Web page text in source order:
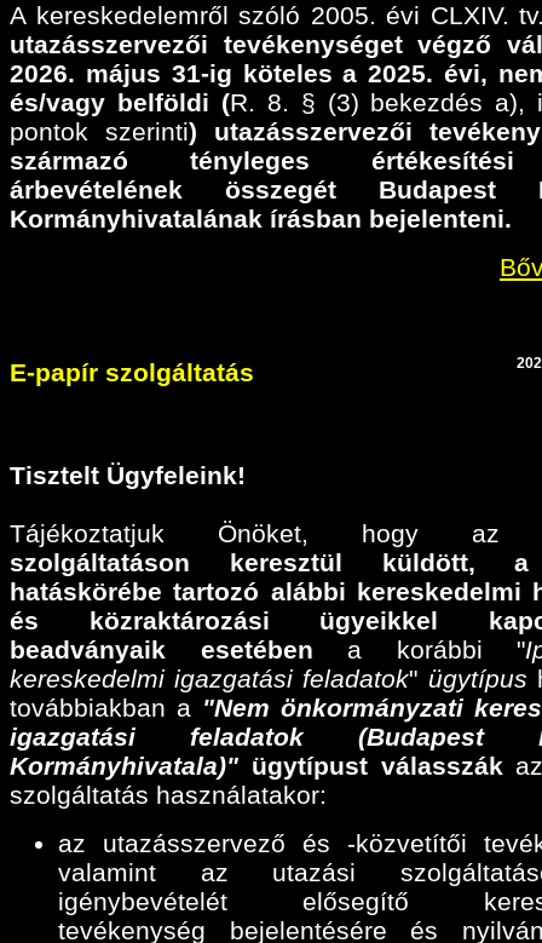
A kereskedelemről szóló 2005. évi CLXIV.
utazásszervezői tevékenységet végző
2026. május 31-ig köteles a 2025. évi,
és/vagy belföldi (R. 8. § (3) bekezdés a),
pontok szerinti) utazásszervezői
származó tényleges
árbevételének összegét Budapest
Kormányhivatalának írásban bejelenteni.
E-papír szolgáltatás
Tisztelt Ügyfeleink!
Tájékoztatjuk Önöket, hogy
szolgáltatáson keresztül küldött,a
hatáskörébe tartozó alábbi kereskedelmi
és közraktározási ügyeikkel
beadványaik esetében a korábbi "
kereskedelmi igazgatási feladatok" ügytípus
továbbiakban a "Nem önkormányzati
igazgatási feladatok (Budapest
Kormányhivatala)" ügytípust válasszák
szolgáltatás használatakor:
az utazásszervező és -közvetítői
valamint az utazási
igénybevételét elősegítő
tevékenység bejelentésére és